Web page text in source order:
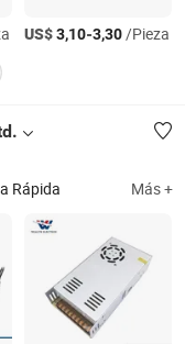
US$3,10-3,30/Pieza
Rápida Más +